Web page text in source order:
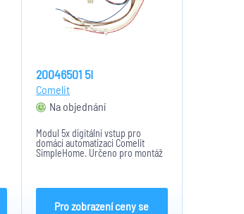
20046501 5I
Comelit
Na objednání
Modul 5x digitální vstup pro
domácí automatizaci Comelit
SimpleHome. Určeno pro montáž
např. pod tlačítka nebo vypínače.
Pro zobrazení ceny se